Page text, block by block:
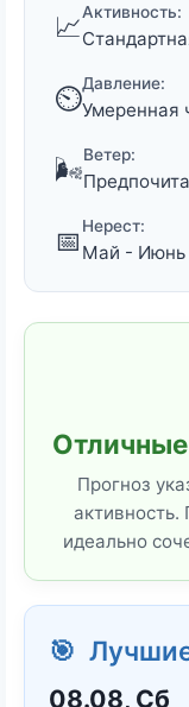
📈Активность:
⏲️Давление:
Умеренная
🌬️Ветер:
📅 Нерест:
Май - Июнь
Прогноз
идеально
🎯
08.08, Сб